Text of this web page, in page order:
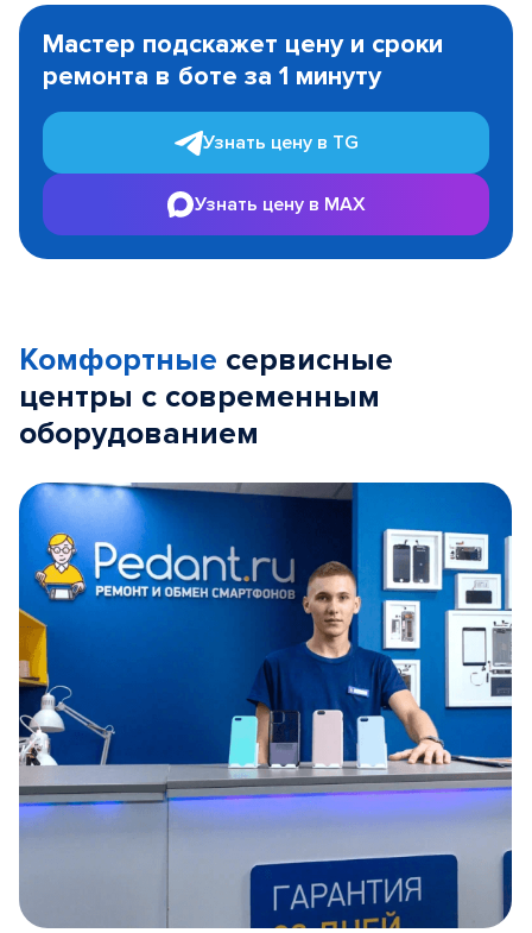
1
Мастер подскажет цену и сроки
ремонта в боте за 1 минуту
Узнать цену в TG
Узнать цену в MAX
Комфортные сервисные
центры с современным
оборудованием